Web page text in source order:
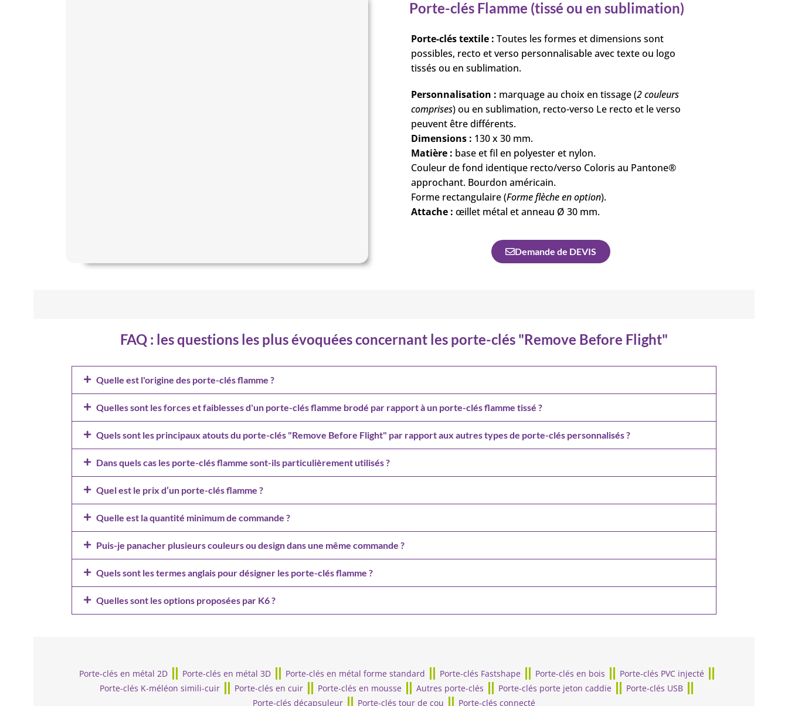
Porte-clés Flamme (tissé ou en sublimation)
Porte-clés textile : Toutes les formes et dimensions sont
possibles, recto et verso personnalisable avec texte ou logo
tissés ou en sublimation.
Personnalisation : marquage au choix en tissage (2 couleurs
comprises) ou en sublimation, recto-verso Le recto et le verso
peuvent être différents.
Dimensions : 130 x 30 mm.
Matière : base et fil en polyester et nylon.
Couleur de fond identique recto/verso Coloris au Pantone®
approchant. Bourdon américain.
Forme rectangulaire (Forme flèche en option).
Attache : œillet métal et anneau Ø 30 mm.
Demande de DEVIS
FAQ : les questions les plus évoquées concernant les porte-clés "Remove Before Flight"
Quelle est l'origine des porte-clés flamme ?
Quelles sont les forces et faiblesses d'un porte-clés flamme brodé par rapport à un porte-clés flamme tissé ?
Quels sont les principaux atouts du porte-clés "Remove Before Flight" par rapport aux autres types de porte-clés personnalisés ?
Dans quels cas les porte-clés flamme sont-ils particulièrement utilisés ?
Quel est le prix d’un porte-clés flamme ?
Quelle est la quantité minimum de commande ?
Puis-je panacher plusieurs couleurs ou design dans une même commande ?
Quels sont les termes anglais pour désigner les porte-clés flamme ?
Quelles sont les options proposées par K6 ?
Porte-clés en métal 2D Porte-clés en métal 3D Porte-clés en métal forme standard Porte-clés Fastshape Porte-clés en bois
Porte-clés PVC injecté
Porte-clés K-méléon simili-cuir
Porte-clés en cuir Porte-clés en mousse Autres porte-clés Porte-clés porte jeton caddie
Porte-clés USB
Porte-clés décapsuleur
Porte-clés tour de cou Porte-clés connecté